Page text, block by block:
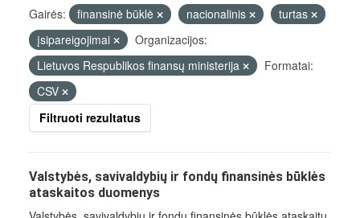
Gairės: finansinė būklė nacionalinis
turtas
įsipareigojimai
Organizacijos:
Lietuvos Respublikos finansų ministerija
Formatai:
CSV
Filtruoti rezultatus
Valstybės, savivaldybių ir fondų finansinės būklės
ataskaitos duomenys